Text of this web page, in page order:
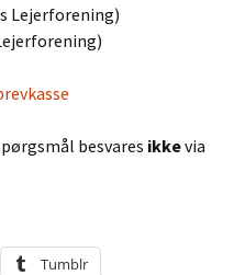
Lejerforening)
besvares ikkevia
Tumblr